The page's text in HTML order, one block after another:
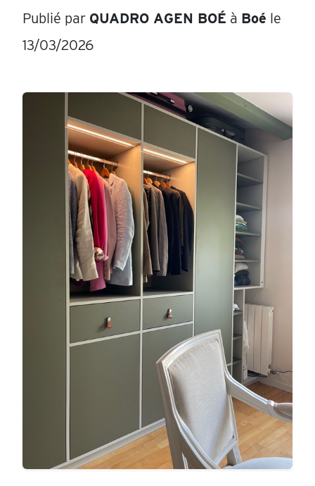
Publié par QUADRO AGEN BOÉ à Boé le
13/03/2026